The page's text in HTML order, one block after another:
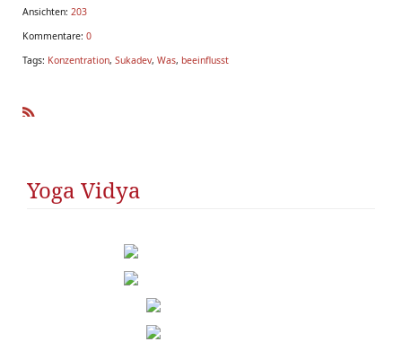
Ansichten: 203
Kommentare: 0
Tags: Konzentration, Sukadev, Was, beeinflusst
Yoga Vidya